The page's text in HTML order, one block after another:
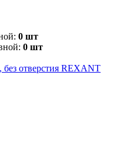
0 шт
0 шт
без отверстия REXANT